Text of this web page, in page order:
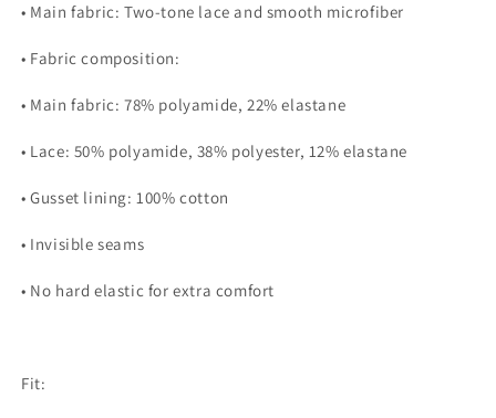
• Main fabric: Two-tone lace and smooth microfiber
• Fabric composition:
• Main fabric: 78% polyamide, 22% elastane
• Lace: 50% polyamide, 38% polyester, 12% elastane
• Gusset lining: 100% cotton
• Invisible seams
• No hard elastic for extra comfort
Fit: